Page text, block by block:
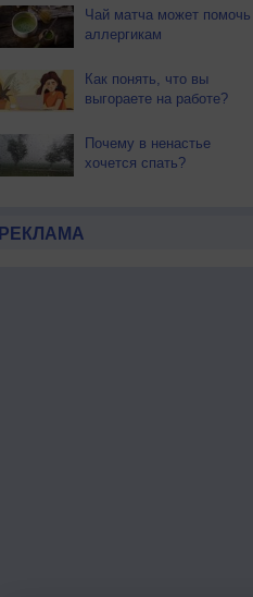
Чай матча может помочь
аллергикам
Как понять, что вы
выгораете на работе?
Почему в ненастье
хочется спать?
РЕКЛАМА